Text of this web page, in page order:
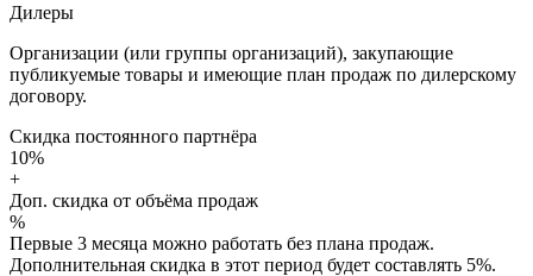
Дилеры
Организации (или группы организаций), закупающие
публикуемые товары и имеющие план продаж по дилерскому
договору.
Скидка постоянного партнёра
10%
+
Доп. скидка от объёма продаж
%
Первые 3 месяца можно работать без плана продаж.
Дополнительная скидка в этот период будет составлять 5%.